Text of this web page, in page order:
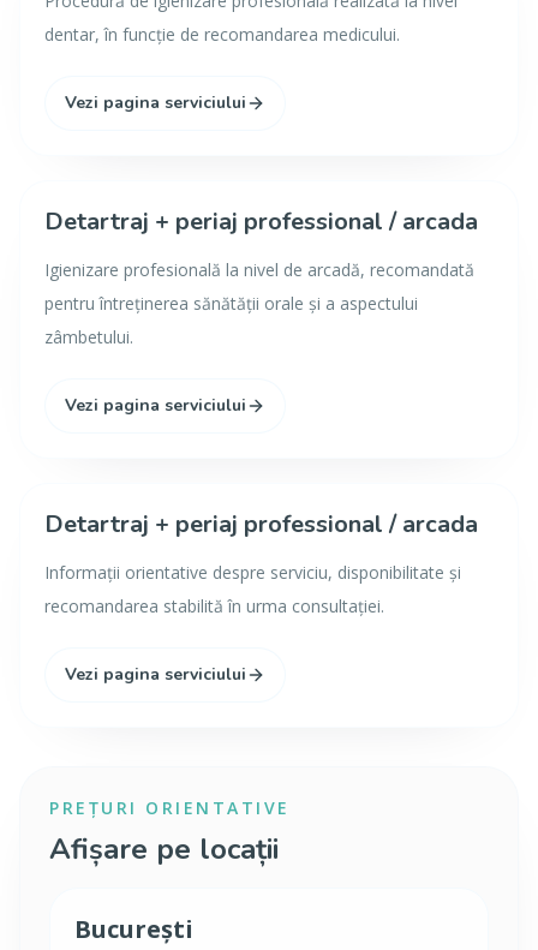
dentar, în funcție de recomandarea medicului.
Vezi pagina serviciului
Detartraj + periaj professional / arcada
Igienizare profesională la nivel de arcadă, recomandată
pentru întreținerea sănătății orale și a aspectului
zâmbetului.
Vezi pagina serviciului
Detartraj + periaj professional / arcada
Informații orientative despre serviciu, disponibilitate și
recomandarea stabilită în urma consultației.
Vezi pagina serviciului
PREȚURI ORIENTATIVE
Afișare pe locații
București